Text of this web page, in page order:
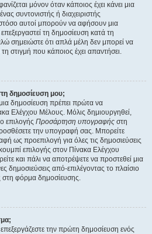
μόνον όταν κάποιος έχει κάνει μια
συντονιστής ή διαχειριστής
αυτοί μπορούν να αφήσουν μια
τη δημοσίευση κατά τη
σημειώστε ότι απλά μέλη δεν μπορεί να
στιγμή που κάποιος έχει απαντήσει.
δημοσίευση μου;
δημοσίευση πρέπει πρώτα να
Ελέγχου Μέλους. Μόλις δημιουργηθεί,
επιλογής Προσάρτηση υπογραφής στη
την υπογραφή σας. Μπορείτε
ως προεπιλογή για όλες τις δημοσιεύσεις
επιλογής στον Πίνακα Ελέγχου
και πάλι να αποτρέψετε να προστεθεί μια
δημοσιεύσεις από-επιλέγοντας το πλαίσιο
φόρμα δημοσίευσης.
την πρώτη δημοσίευση ενός